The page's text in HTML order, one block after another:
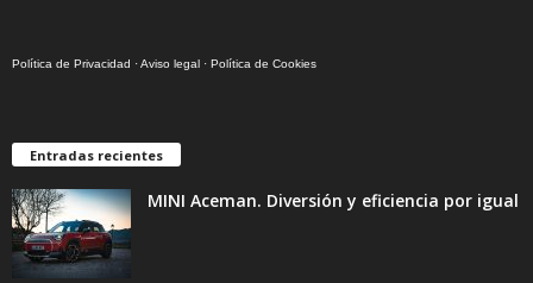
Política de Privacidad ·Aviso legal · Política de Cookies
Entradas recientes
MINI Aceman. Diversión y eficiencia por igual